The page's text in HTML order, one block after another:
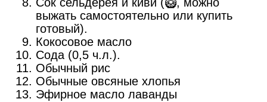
Сок сельдерея и киви (🥝, можно
выжать самостоятельно или купить
готовый).
Кокосовое масло
Сода (0,5 ч.л.).
Обычный рис
Обычные овсяные хлопья
Эфирное масло лаванды